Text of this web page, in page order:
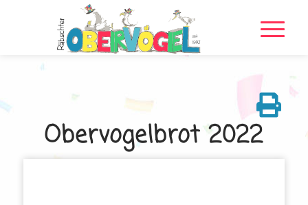
Obervogelbrot 2022